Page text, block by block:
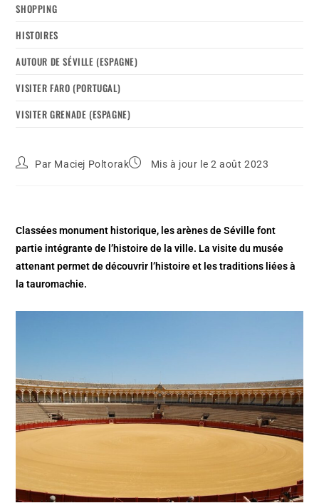
SHOPPING
HISTOIRES
AUTOUR DE SÉVILLE (ESPAGNE)
VISITER FARO (PORTUGAL)
VISITER GRENADE (ESPAGNE)
Par Maciej Poltorak Mis à jour le 2 août 2023
Classées monument historique, les arènes de Séville font
partie intégrante de l’histoire de la ville. La visite du musée
attenant permet de découvrir l’histoire et les traditions liées à
la tauromachie.